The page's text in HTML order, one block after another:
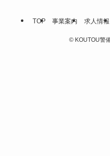
TOP 事業案内 求人情報
©KOUTOU警